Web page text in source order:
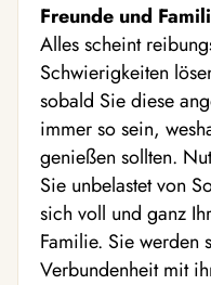
Freunde und
Alles scheint
Schwierigkeiten
sobald Sie diese
immer so sein,
genießen sollten.
Sie unbelastet von
sich voll und ganz
Familie. Sie werden
Verbundenheit mit